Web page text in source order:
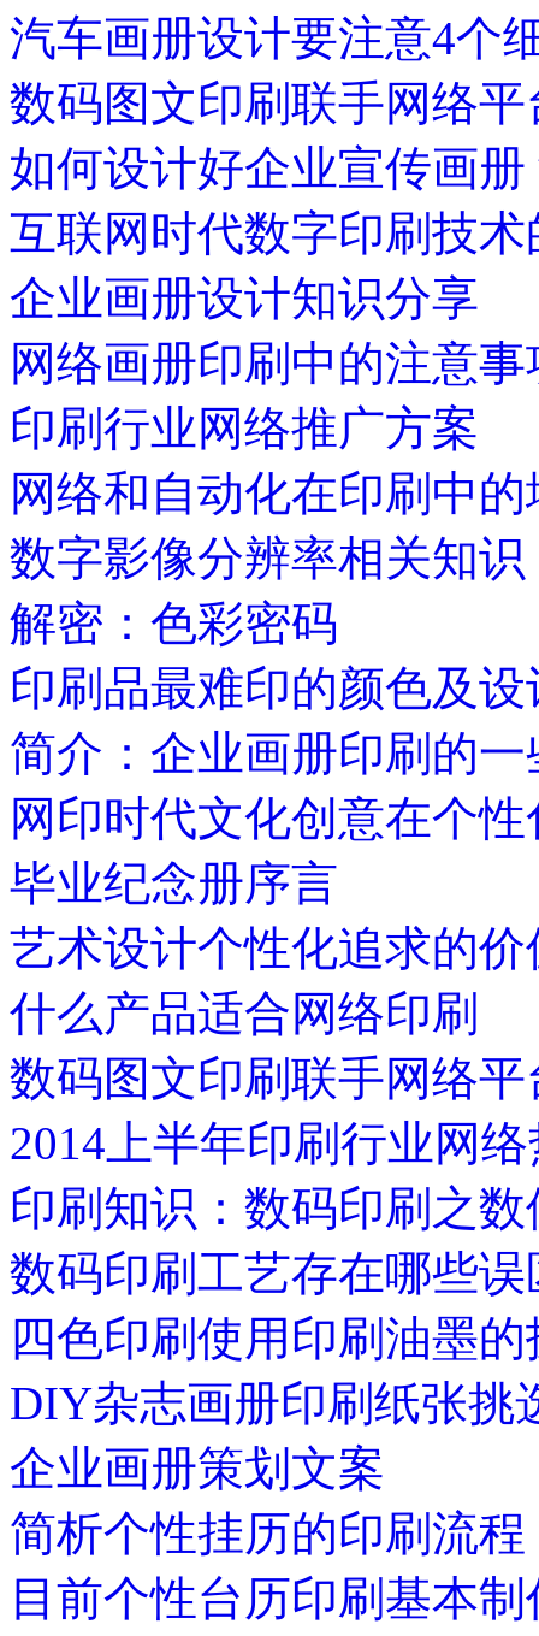
汽车画册设计要注意4个
数码图文印刷联手网络
如何设计好企业宣传画册
互联网时代数字印刷技术
企业画册设计知识分享
网络画册印刷中的注意事
印刷行业网络推广方案
网络和自动化在印刷中的
数字影像分辨率相关知识
解密：色彩密码
印刷品最难印的颜色及设
简介：企业画册印刷的一
网印时代文化创意在个
毕业纪念册序言
艺术设计个性化追求的
什么产品适合网络印刷
数码图文印刷联手网络
2014上半年印刷行业网
印刷知识：数码印刷之
数码印刷工艺存在哪些误
四色印刷使用印刷油墨的
DIY杂志画册印刷纸张挑
企业画册策划文案
简析个性挂历的印刷流程
目前个性台历印刷基本